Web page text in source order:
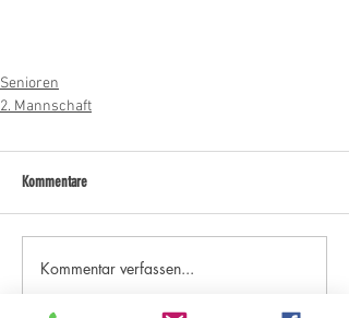
Senioren
2. Mannschaft
Kommentare
Kommentar verfassen...